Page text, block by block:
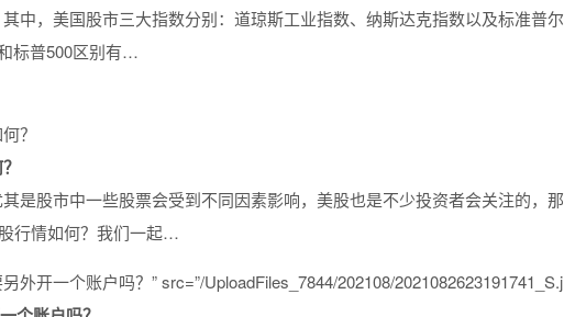
中，美国股市三大指数分别：道琼斯工业指数、纳斯达克指数以及标准普尔
标普500区别有…
是股市中一些股票会受到不同因素影响，美股也是不少投资者会关注的，那
行情如何？我们一起…
外开一个账户吗？” src=”/UploadFiles_7844/202108/2021082623191741_S.j